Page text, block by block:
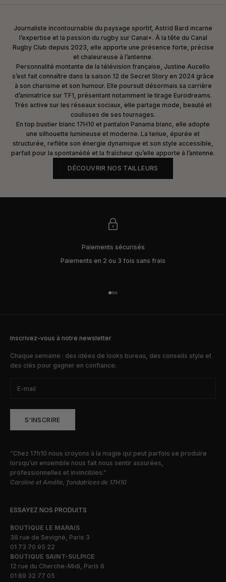
Journaliste incontournable du paysage sportif, Astrid Bard incarne
l’expertise et la passion du rugby sur Canal+. À la tête du Canal
Rugby Club depuis 2023, elle apporte une présence forte, précise
et chaleureuse à l’antenne.
Personnalité montante de la télévision française, Justine Aucello
s’est fait connaître dans la saison 12 de Secret Story en 2024 grâce
à son charisme et son humour. Elle poursuit désormais sa carrière
d’animatrice sur TF1, présentant notamment le tirage Eurodreams.
Très active sur les réseaux sociaux, elle partage mode, beauté et
coulisses de ses tournages.
En top bustier blanc 17H10 et pantalon Panama blanc, elle adopte
une silhouette lumineuse et moderne. La tenue, épurée et
structurée, reflète son énergie dynamique et son style accessible,
parfait pour la spontanéité et la fraîcheur qu’elle apporte à l’antenne.
DÉCOUVRIR NOS TAILLEURS
Paiements sécurisés
Paiements en 2 ou 3 fois sans frais
Aller à l'élément 1
Aller à l'élément 2
Aller à l'élément 3
Inscrivez-vous à notre newsletter
Chaque semaine : des idées de looks bureau, des conseils style et
des clés pour gagner en confiance.
S'INSCRIRE
“Chez 17h10 nous croyons à la magie qui peut parfois se produire
lorsqu’un ensemble nous fait nous sentir assurées,
professionnelles et invincibles.”
Caroline et Amélie, fondatrices de 17H10
ESSAYEZ NOS PRODUITS
BOUTIQUE LE MARAIS
36 rue de Sevigné, Paris 3
01 73 70 95 22
BOUTIQUE SAINT-SULPICE
12 rue du Cherche-Midi, Paris 6
01 89 32 77 05